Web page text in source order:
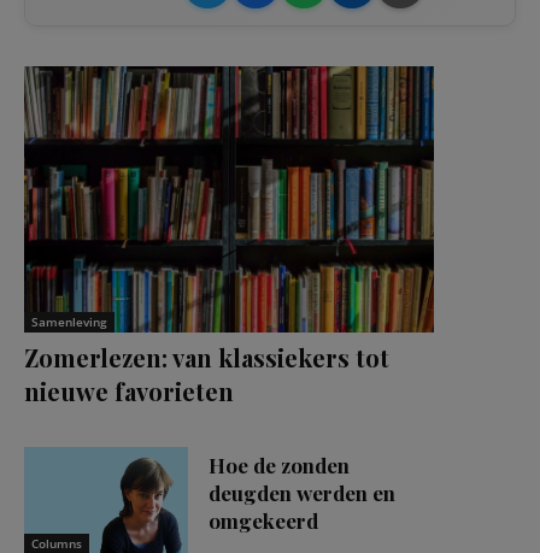
Samenleving
Zomerlezen: van klassiekers tot
nieuwe favorieten
Columns
Hoe de zonden
deugden werden en
omgekeerd